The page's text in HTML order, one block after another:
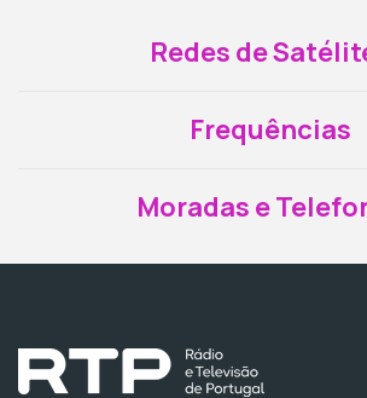
Redes de
Frequências
Moradas e